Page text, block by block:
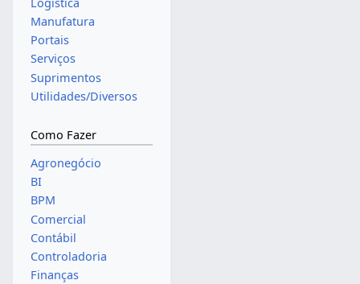
Manufatura
Portais
Serviços
Suprimentos
Utilidades/Diversos
Como Fazer
Agronegócio
BI
BPM
Comercial
Contábil
Controladoria
Finanças